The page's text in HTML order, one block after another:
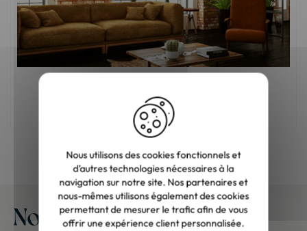
Comment aménager un salon industriel ?
Nos meubles chez vous
Nous utilisons des cookies fonctionnels et
d’autres technologies nécessaires à la
navigation sur notre site. Nos partenaires et
nous-mêmes utilisons également des cookies
permettant de mesurer le trafic afin de vous
offrir une expérience client personnalisée.